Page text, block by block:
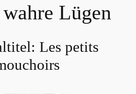
Lügen
Les petits